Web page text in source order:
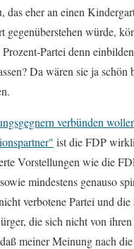
eher an einen
würde,
Partei denn
Da wären sie ja schön
verbünden
ist die FDP
Vorstellungen wie die
mindestens genauso
verbotene Partei und
die sich nicht von
meiner Meinung nach